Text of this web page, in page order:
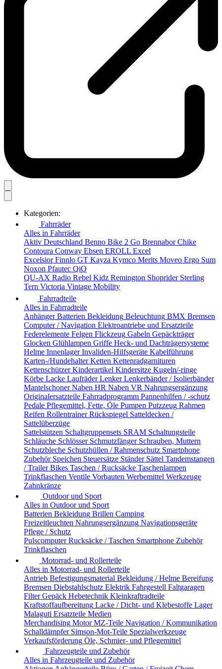
Kategorien:
Fahrräder
Alles in Fahrräder
Aktiv Deutschland Benno Bike 2 Go Brennabor Chike
Contoura Conway Ebsen EROLL Excel
Excelsior Finnlo GT Kayza Kymco Merits Moveo Ergo Sum
Noxon Pfautec QiO
QU-AX Radio Rebel Kidz Remington Shoprider Sterling
Tern Victoria Vintage Mobility
Fahrradteile
Alles in Fahrradteile
Anhänger Batterien Bekleidung Beleuchtung BMX Bremsen
Computer / Navigation Elektroantriebe und Ersatzteile
Federelemente Felgen Flickzeug Gabeln Gepäckträger
Glocken Glühlampen Griffe Heck- und Dachträgersysteme
Helme Innenlager Invaliden-Hilfsgeräte Kabelführung
Karten-/Hundehalter Ketten Kettenradgarnituren
Kettenschützer Kinderartikel Kindersitze Kugeln/-ringe
Körbe Lacke Laufräder Lenker Lenkerbänder / Isolierbänder
Mantelschoner Naben HR Naben VR Nahrungsergänzung
Originalersatzteile Fahrradprogramm Pannenhilfen / -schutz
Pedale Pflegemittel, Fette, Öle Pumpen Putzzeug Rahmen
Reifen Rollentrainer Rückspiegel Satteldecken /
Sattelüberzüge
Sattelstützen Schaltgruppensets SRAM Schaltungsteile
Schläuche Schlösser Schmutzfänger Schrauben, Muttern
Schutzbleche Schutzhüllen / Rahmenschutz Smartphone
Zubehör Speichen Steuersätze Ständer Sättel Tandemstangen
/ Trailer Bikes Taschen / Rucksäcke Taschenlampen
Trinkflaschen Ventile Vorbauten Werbemittel Werkzeuge
Zahnkränze
Outdoor und Sport
Alles in Outdoor und Sport
Batterien Bekleidung Brillen Camping
Freizeitleuchten Nahrungsergänzung Navigationsgeräte
Pflege / Schutz
Pulscomputer Rucksäcke / Taschen Smartphone Zubehör
Trinkflaschen
Motorrad- und Rollerteile
Alles in Motorrad- und Rollerteile
Antrieb Befestigungsmaterial Bekleidung / Helme Bereifung
Bremsen Diebstahlschutz Elektrik Fahrgestell Faltgaragen
Filter Gepäck Hebetechnik Kleinkraftradteile
Kraftstoffaufbereitung Lacke / Dicht- und Klebestoffe Lager
Malaguti Ersatzteile Medien
Merchandising Motor MZ-Teile Navigation / Kommunikation
Schalldämpfer Simson-Mot-Teile Spezialwerkzeuge
Verkaufsförderung Öle, Schmier- und Pflegemittel
Fahrzeugteile und Zubehör
Alles in Fahrzeugteile und Zubehör